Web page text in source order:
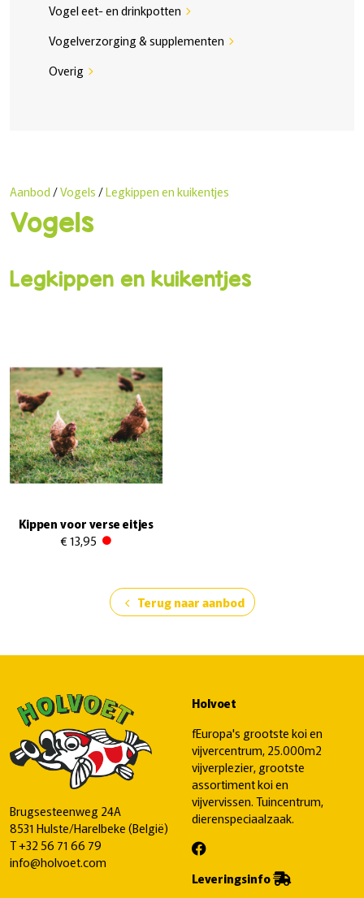
Vogel eet- en drinkpotten chevron_right
Vogelverzorging & supplementen chevron_right
Overig chevron_right
Vogels
Aanbod /Vogels /Legkippen en kuikentjes
Legkippen en kuikentjes
Kippen voor verse eitjes
€ 13,95
chevron_left Terug naar aanbod
Brugsesteenweg 24A
8531 Hulste/Harelbeke (België)
T+32 56 71 66 79
info@holvoet.com
Holvoet
fEuropa's grootste koi en
vijvercentrum, 25.000m2
vijverplezier, grootste
assortiment koi en
vijvervissen. Tuincentrum,
dierenspeciaalzaak.
Leveringsinfo